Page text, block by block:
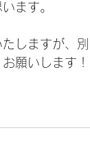
ます。
しますが、
願いします！